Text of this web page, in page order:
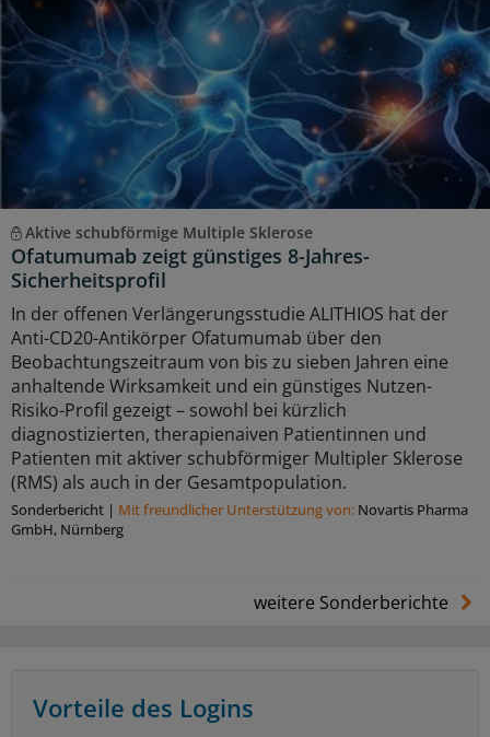
Aktive schubförmige Multiple Sklerose
Ofatumumab zeigt günstiges 8-Jahres-
Sicherheitsprofil
In der offenen Verlängerungsstudie ALITHIOS hat der
Anti-CD20-Antikörper Ofatumumab über den
Beobachtungszeitraum von bis zu sieben Jahren eine
anhaltende Wirksamkeit und ein günstiges Nutzen-
Risiko-Profil gezeigt – sowohl bei kürzlich
diagnostizierten, therapienaiven Patientinnen und
Patienten mit aktiver schubförmiger Multipler Sklerose
(RMS) als auch in der Gesamtpopulation.
Sonderbericht | Mit freundlicher Unterstützung von: Novartis Pharma
GmbH, Nürnberg
weitere Sonderberichte
Vorteile des Logins